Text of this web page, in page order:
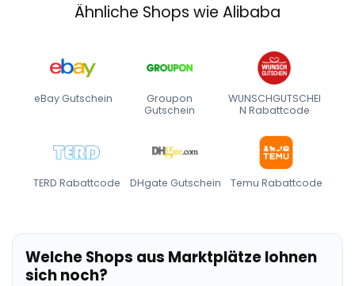
Ähnliche Shops wie Alibaba
eBay Gutschein
Groupon
Gutschein
WUNSCHGUTSCHEI
N Rabattcode
TERD Rabattcode DHgate Gutschein Temu Rabattcode
Welche Shops aus Marktplätze lohnen
sich noch?